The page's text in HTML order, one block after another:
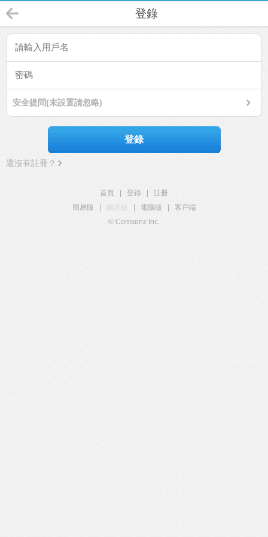
登錄
安全提問(未設置請忽略)
登錄
還沒有註冊？
首頁 登錄
註冊
簡易版
觸屏版 電腦版
客戶端
© Comsenz Inc.